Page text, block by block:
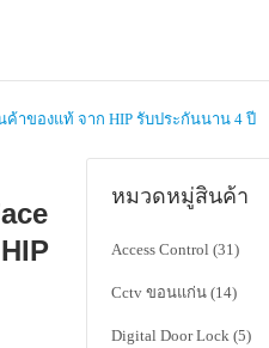
ค้าของแท้ จาก HIP รับประกันนาน 4 ปี
หมวดหมู่สินค้า
Access Control (31)
Cctv ขอนแก่น (14)
Digital Door Lock (5)